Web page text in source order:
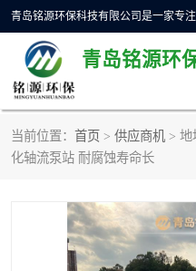
青岛铭源环
当前位置： 首页 > 供应商机 > 地
化轴流泵站 耐腐蚀寿命长
一体化HMPP泵站
智能截流井
下开式堰门